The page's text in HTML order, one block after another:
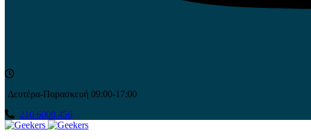
Δευτέρα-Παρασκευή 09:00-17:00
210 6000 456